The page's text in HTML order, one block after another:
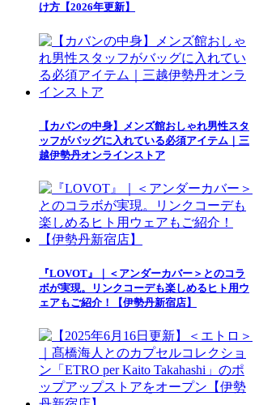
け方【2026年更新】
【カバンの中身】メンズ館おしゃれ男性スタ
ッフがバッグに入れている必須アイテム｜三
越伊勢丹オンラインストア
『LOVOT』｜＜アンダーカバー＞とのコラ
ボが実現。リンクコーデも楽しめるヒト用ウ
ェアもご紹介！【伊勢丹新宿店】